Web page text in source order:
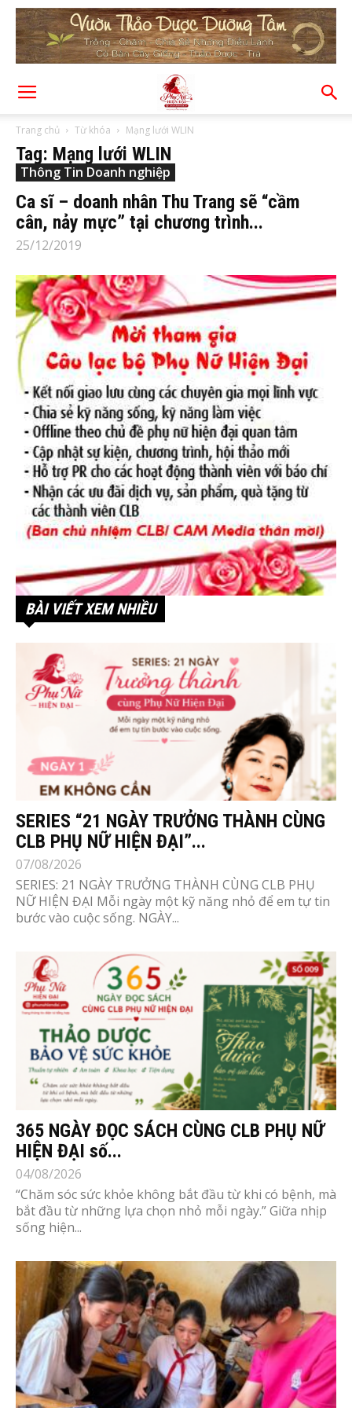
Trang chủ Từ khóa Mạng lưới WLIN
Tag: Mạng lưới WLIN
Thông Tin Doanh nghiệp
Ca sĩ – doanh nhân Thu Trang sẽ “cầm
cân, nảy mực” tại chương trình...
25/12/2019
BÀI VIẾT XEM NHIỀU
SERIES “21 NGÀY TRƯỞNG THÀNH CÙNG
CLB PHỤ NỮ HIỆN ĐẠI”...
07/08/2026
SERIES: 21 NGÀY TRƯỞNG THÀNH CÙNG CLB PHỤ
NỮ HIỆN ĐẠI Mỗi ngày một kỹ năng nhỏ để em tự tin
bước vào cuộc sống. NGÀY...
365 NGÀY ĐỌC SÁCH CÙNG CLB PHỤ NỮ
HIỆN ĐẠI số...
04/08/2026
“Chăm sóc sức khỏe không bắt đầu từ khi có bệnh, mà
bắt đầu từ những lựa chọn nhỏ mỗi ngày.” Giữa nhịp
sống hiện...